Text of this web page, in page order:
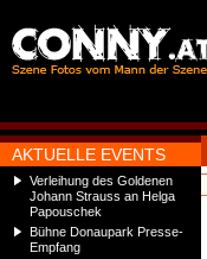
AKTUELLE EVENTS
Verleihung des Goldenen
Johann Strauss an Helga
Papouschek
Bühne Donaupark Presse-
Empfang